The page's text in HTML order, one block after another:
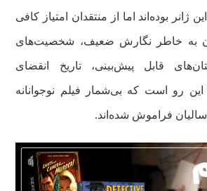
ژانر بوده‌اند اما از منتقدان امتیاز کافی
به‌ خاطر نگارش ضعیف، شخصیت‌های
قابل پیش‌بینی، تاریخ انقضای
این رو است که بی‌شمار فیلم نوجوانانه
فراموش شده‌اند.